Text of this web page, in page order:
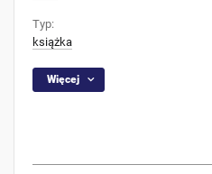
Typ:
książka
Więcej